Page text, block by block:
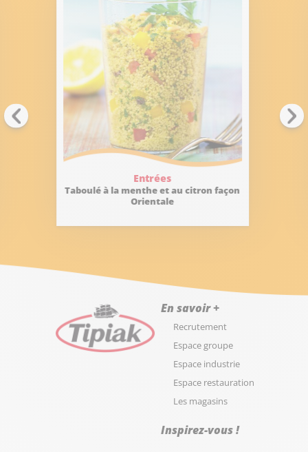
à la menthe et au citron façon
Taboulé
En savoir +
Recrutement
Espace groupe
Espace industrie
Espace restauration
Les magasins
Inspirez-vous !